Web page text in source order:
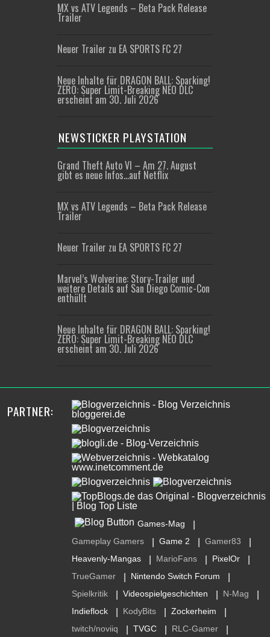
MX vs ATV Legends – Beta Pack Release
Trailer
Neuer Trailer zu EA SPORTS FC 27
Neue Inhalte für DRAGON BALL: Sparking!
ZERO: Super Limit-Breaking NEO DLC
erscheint am 30. Juli 2026
NEWSTICKER PLAYSTATION
Grand Theft Auto VI – Am 27. August
gibt es neue Infos…auf Netflix
MX vs ATV Legends – Beta Pack Release
Trailer
Neuer Trailer zu EA SPORTS FC 27
Marvel’s Wolverine: Story-Trailer und
weitere Details auf San Diego Comic-Con
enthüllt
Neue Inhalte für DRAGON BALL: Sparking!
ZERO: Super Limit-Breaking NEO DLC
erscheint am 30. Juli 2026
PARTNER:
Games-Mag
Gameplay Gamers Game 2 Gamer83
Heavenly-Mangas MarioFans PixelOr
TrueGamer Nintendo Switch Forum
Spielkritik Videospielgeschichten N-Mag
Indieflock KodyBits Zockerheim
twitch/noviiq TVGC RLC-Gamer